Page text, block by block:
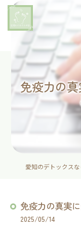
免疫力の
免疫力の真実
2025/05/14